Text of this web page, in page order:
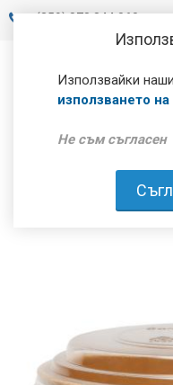
Използвайки
използването
Не съм съгласен
+(359) 878 844 060